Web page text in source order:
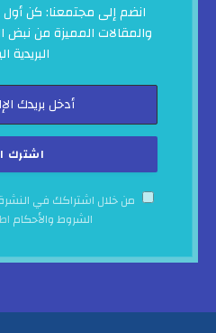
انضم إلى مجتمعنا: كن أول
والمقالات المميزة من نبض
البريدية
من خلال اشتراكك في
الشروط والأحكام